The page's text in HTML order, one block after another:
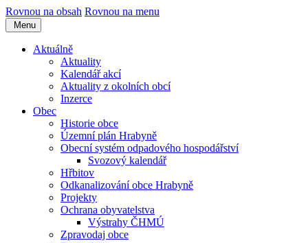
Rovnou na obsah Rovnou na menu
Menu
Aktuálně
Aktuality
Kalendář akcí
Aktuality z okolních obcí
Inzerce
Obec
Historie obce
Územní plán Hrabyně
Obecní systém odpadového hospodářství
Svozový kalendář
Hřbitov
Odkanalizování obce Hrabyně
Projekty
Ochrana obyvatelstva
Výstrahy ČHMÚ
Zpravodaj obce